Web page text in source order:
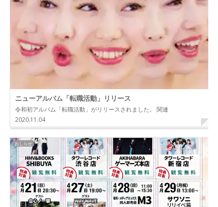
ニューアルバム「転職活動」リリース
令和初アルバム「転職活動」がリリースされました。 関連
2020.11.04
おしらせ